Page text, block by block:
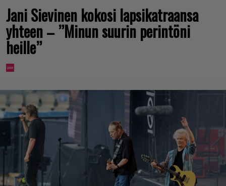
Jani Sievinen kokosi lapsikatraansa
yhteen – ”Minun suurin perintöni
heille”